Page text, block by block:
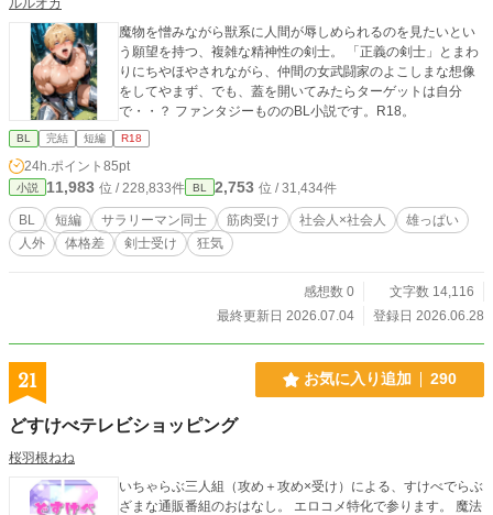
ルルオカ
魔物を憎みながら獣系に人間が辱しめられるのを見たいとい
う願望を持つ、複雑な精神性の剣士。 「正義の剣士」とまわ
りにちやほやされながら、仲間の女武闘家のよこしまな想像
をしてやまず、でも、蓋を開いてみたらターゲットは自分
で・・？ ファンタジーもののBL小説です。R18。
BL 完結 短編 R18
24h.ポイント 85pt
小説 11,983 位 / 228,833件 BL 2,753 位 / 31,434件
BL 短編 サラリーマン同士 筋肉受け 社会人×社会人
雄っぱい
人外
体格差 剣士受け 狂気
感想数 0
文字数 14,116
最終更新日 2026.07.04
登録日 2026.06.28
21 お気に入り追加 290
どすけべテレビショッピング
桜羽根ねね
いちゃらぶ三人組（攻め＋攻め×受け）による、すけべでらぶ
ざまな通販番組のおはなし。 エロコメ特化で参ります。 魔法